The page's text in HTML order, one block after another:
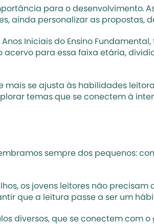
para o desenvolvimento.
ainda personalizar as
Iniciais do Ensino
acervo para essa faixa etária,
mais se ajusta às habilidades
temas que se conectem à
sempre dos pequenos:
os jovens leitores não
que a leitura passe a ser um
diversos, que se conectem com